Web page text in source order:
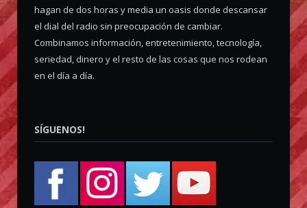
hagan de dos horas y media un oasis donde descansar
el dial del radio sin preocupación de cambiar.
Combinamos información, entretenimiento, tecnología,
seriedad, dinero y el resto de las cosas que nos rodean
en el día a día.
SÍGUENOS!